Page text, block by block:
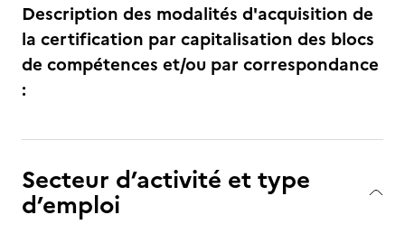
Description des modalités d'acquisition de
la certification par capitalisation des blocs
de compétences et/ou par correspondance
:
Secteur d’activité et type
d’emploi